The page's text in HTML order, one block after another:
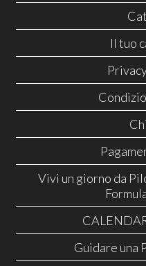
Il tuo
Vivi un giorno da
Guidare una